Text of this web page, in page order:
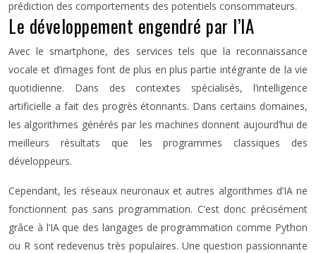
prédiction des comportements des potentiels consommateurs.
Le développement engendré par l’IA
Avec le smartphone, des services tels que la reconnaissance
vocale et d’images font de plus en plus partie intégrante de la vie
quotidienne. Dans des contextes spécialisés, l’intelligence
artificielle a fait des progrès étonnants. Dans certains domaines,
les algorithmes générés par les machines donnent aujourd’hui de
meilleurs résultats que les programmes classiques des
développeurs.
Cependant, les réseaux neuronaux et autres algorithmes d’IA ne
fonctionnent pas sans programmation. C’est donc précisément
grâce à l’IA que des langages de programmation comme Python
ou R sont redevenus très populaires. Une question passionnante